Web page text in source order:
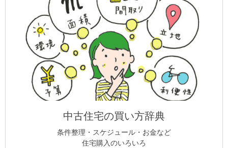
中古住宅の買い方辞典
条件整理・スケジュール・お金など
住宅購入のいろいろ